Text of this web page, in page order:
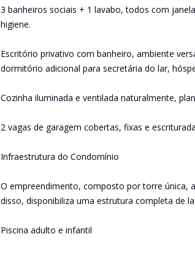
3 banheiros sociais + 1 lavabo, todos com
higiene.
Escritório privativo com banheiro, ambiente
dormitório adicional para secretária do lar,
Cozinha iluminada e ventilada naturalmente,
2 vagas de garagem cobertas, fixas e
Infraestrutura do Condomínio
O empreendimento, composto por torre única,
disso, disponibiliza uma estrutura completa de
Piscina adulto e infantil